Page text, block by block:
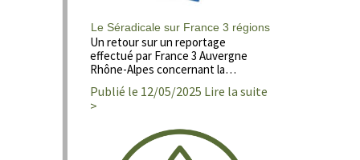
Le Séradicale sur France 3 régions
Un retour sur un reportage
effectué par France 3 Auvergne
Rhône-Alpes concernant la…
Publié le 12/05/2025 Lire la suite
>